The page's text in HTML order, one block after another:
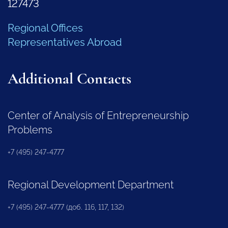
127473
Regional Offices
Representatives Abroad
Additional Contacts
Center of Analysis of Entrepreneurship
Problems
+7 (495) 247-4777
Regional Development Department
+7 (495) 247-4777 (доб. 116, 117, 132)